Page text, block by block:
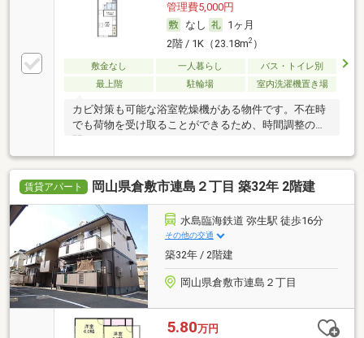
管理費5,000円
なし
1ヶ月
2階 / 1K（23.18m2）
敷金なし 一人暮らし
バス・トイレ別
最上階
駐輪場 室内洗濯機置き場
カビ対策も可能な浴室乾燥機がある物件です。不在時
でも荷物を受け取ることができるため、時間調整の手
賃貸アパート 岡山県倉敷市連島２丁目 築32年 2階建
水島臨海鉄道 弥生駅 徒歩16分
その他の交通
築32年 / 2階建
岡山県倉敷市連島２丁目
5.80万円